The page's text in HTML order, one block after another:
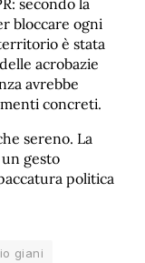
secondo la
bloccare ogni
è stata
acrobazie
avrebbe
concreti.
sereno. La
gesto
politica
giani